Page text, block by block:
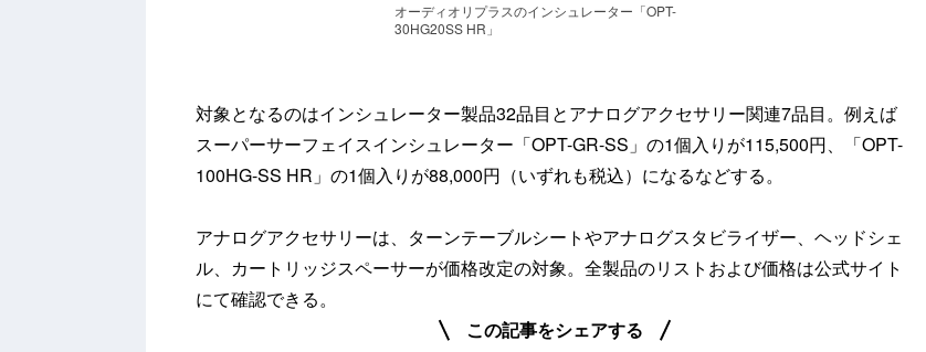
オーディオリプラスのインシュレーター「OPT-
30HG20SS HR」
対象となるのはインシュレーター製品32品目とアナログアクセサリー関連7品目。例えば
スーパーサーフェイスインシュレーター「OPT-GR-SS」の1個入りが115,500円、「OPT-
100HG-SS HR」の1個入りが88,000円（いずれも税込）になるなどする。
アナログアクセサリーは、ターンテーブルシートやアナログスタビライザー、ヘッドシェ
ル、カートリッジスペーサーが価格改定の対象。全製品のリストおよび価格は公式サイト
にて確認できる。
この記事をシェアする